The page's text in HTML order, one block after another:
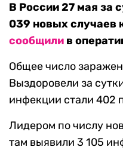
В России 27 мая за
039 новых случаев
сообщили в
Общее число
Выздоровели за
инфекции стали 402
Лидером по числу
там выявили 3 105